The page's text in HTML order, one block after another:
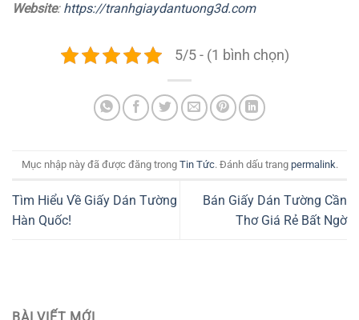
Website: https://tranhgiaydantuong3d.com
5/5 - (1 bình chọn)
Mục nhập này đã được đăng trong Tin Tức. Đánh dấu trang permalink.
Tìm Hiểu Về Giấy Dán Tường
Hàn Quốc!
Bán Giấy Dán Tường Cần
Thơ Giá Rẻ Bất Ngờ